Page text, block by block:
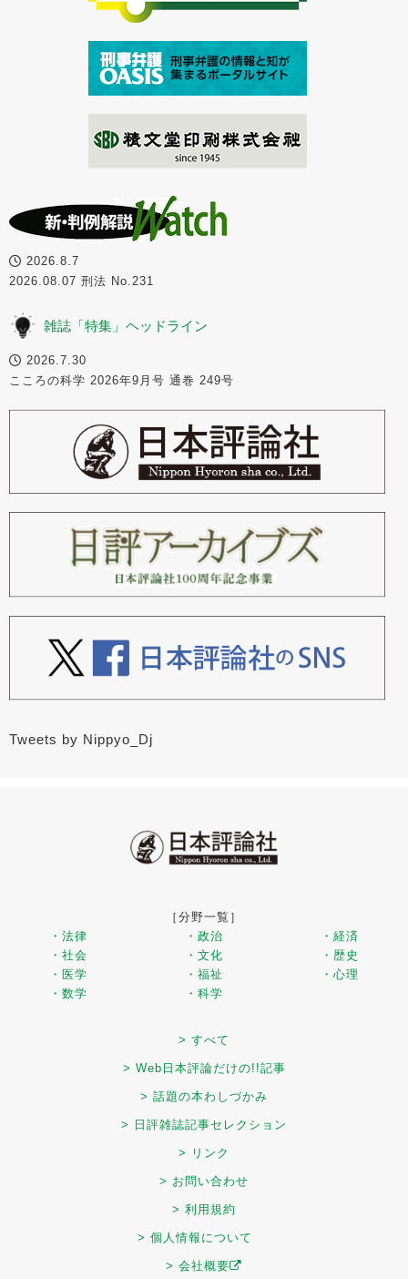
2026.8.7
2026.08.07 刑法 No.231
雑誌「特集」ヘッドライン
2026.7.30
こころの科学 2026年9月号 通巻 249号
Tweets by Nippyo_Dj
［分野一覧］
・法律
・政治
・経済
・社会
・文化
・歴史
・医学
・福祉
・心理
・数学
・科学
> すべて
> Web日本評論だけの!!記事
> 話題の本わしづかみ
> 日評雑誌記事セレクション
> リンク
> お問い合わせ
> 利用規約
> 個人情報について
> 会社概要